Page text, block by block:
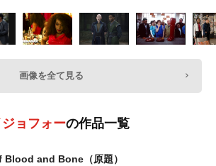
画像を全て見る
ョフォーの作品一覧
and Bone（原題）